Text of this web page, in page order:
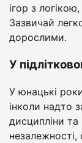
ігор з
Зазвичай
дорослими.
У
У юнацькі
інколи надто
дисципліни та